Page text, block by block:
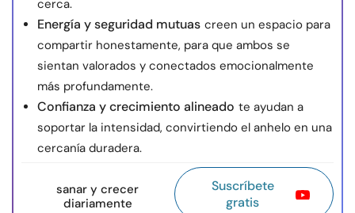
cerca.
Energía y seguridad mutuas creen un espacio para
compartir honestamente, para que ambos se
sientan valorados y conectados emocionalmente
más profundamente.
Confianza y crecimiento alineado te ayudan a
soportar la intensidad, convirtiendo el anhelo en una
cercanía duradera.
sanar y crecer
diariamente
Suscríbete
gratis